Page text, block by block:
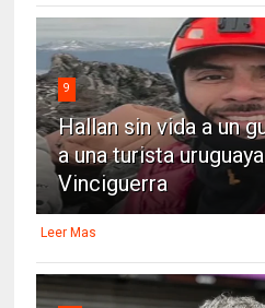
9
Hallan sin vida a un
a una turista
Vinciguerra
Leer Mas